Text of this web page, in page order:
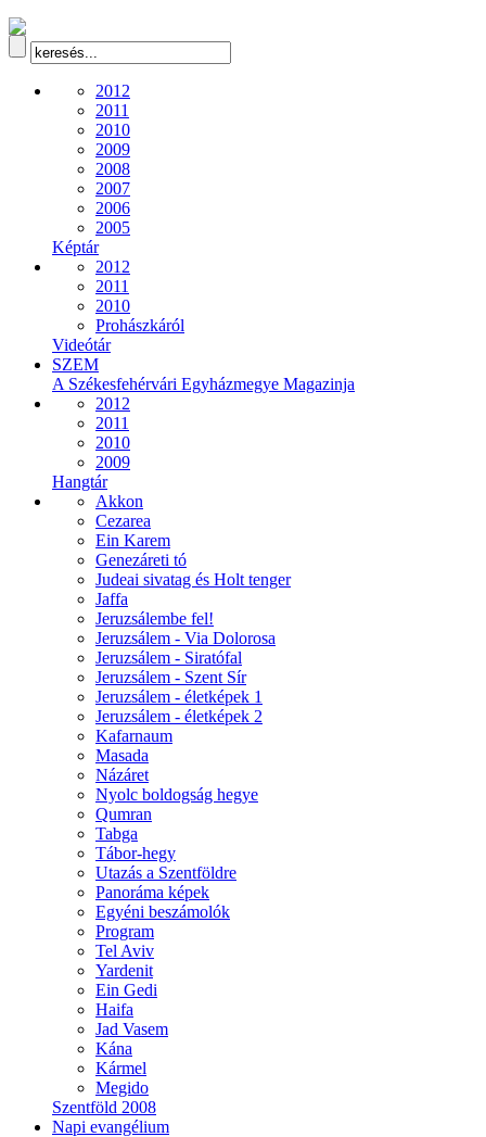
2012
2011
2010
2009
2008
2007
2006
2005
Képtár
2012
2011
2010
Prohászkáról
Videótár
SZEM
A Székesfehérvári Egyházmegye Magazinja
2012
2011
2010
2009
Hangtár
Akkon
Cezarea
Ein Karem
Genezáreti tó
Judeai sivatag és Holt tenger
Jaffa
Jeruzsálembe fel!
Jeruzsálem - Via Dolorosa
Jeruzsálem - Siratófal
Jeruzsálem - Szent Sír
Jeruzsálem - életképek 1
Jeruzsálem - életképek 2
Kafarnaum
Masada
Názáret
Nyolc boldogság hegye
Qumran
Tabga
Tábor-hegy
Utazás a Szentföldre
Panoráma képek
Egyéni beszámolók
Program
Tel Aviv
Yardenit
Ein Gedi
Haifa
Jad Vasem
Kána
Kármel
Megido
Szentföld 2008
Napi evangélium